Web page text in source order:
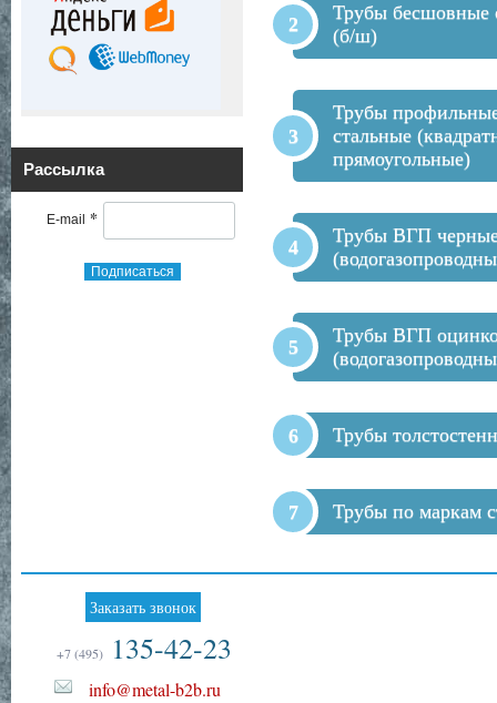
Рассылка
E-mail *
Подписаться
Трубы бесшовные
(б/ш)
Трубы
стальные
прямоугольные)
Трубы ВГП
Трубы ВГП
Трубы
Трубы по маркам
Заказать звонок
+7 (495) 135-42-23
info@metal-b2b.ru